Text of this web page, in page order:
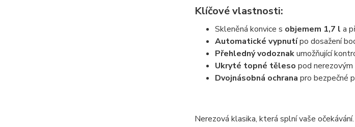
Klíčové vlastnosti:
Skleněná konvice s objemem 1,7 l a
Automatické vypnutípo dosažení
Přehledný vodoznakumožňující
Ukryté topné těleso pod nerezovým
Dvojnásobná ochrana pro bezpečné
Nerezová klasika, která splní vaše očekávání.